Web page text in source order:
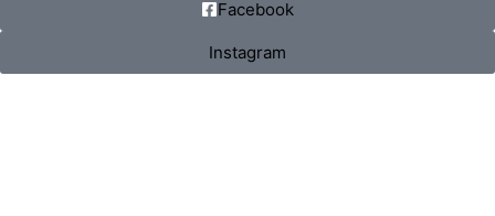
Facebook
Instagram